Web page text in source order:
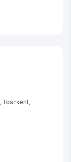
Toshkent